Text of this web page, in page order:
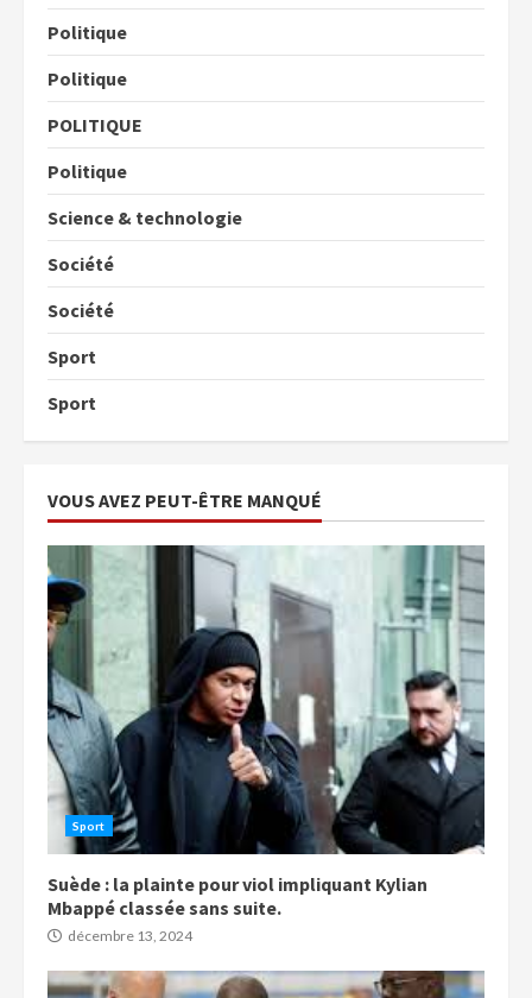
Politique
Politique
POLITIQUE
Politique
Science & technologie
Société
Société
Sport
Sport
VOUS AVEZ PEUT-ÊTRE MANQUÉ
Sport
Suède : la plainte pour viol impliquant Kylian
Mbappé classée sans suite.
décembre 13, 2024